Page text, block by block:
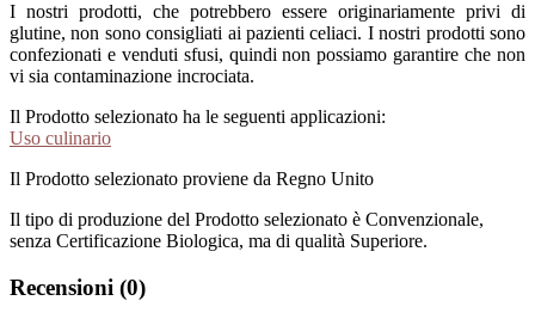
I nostri prodotti, che potrebbero essere originariamente privi di
glutine, non sono consigliati ai pazienti celiaci. I nostri prodotti sono
confezionati e venduti sfusi, quindi non possiamo garantire che non
vi sia contaminazione incrociata.
Il Prodotto selezionato ha le seguenti applicazioni:
Uso culinario
Il Prodotto selezionato proviene da Regno Unito
Il tipo di produzione del Prodotto selezionato è Convenzionale,
senza Certificazione Biologica, ma di qualità Superiore.
Recensioni (0)